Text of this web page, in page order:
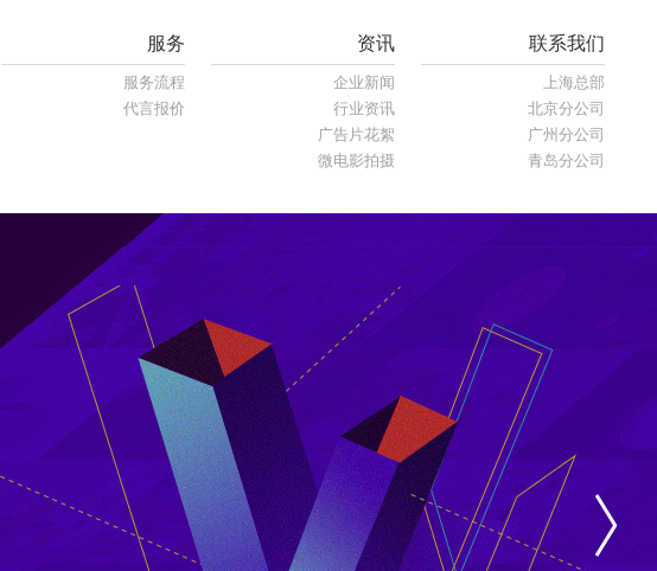
服务
服务流程
代言报价
资讯
企业新闻
行业资讯
广告片花絮
微电影拍摄
联系我们
上海总部
北京分公司
广州分公司
青岛分公司